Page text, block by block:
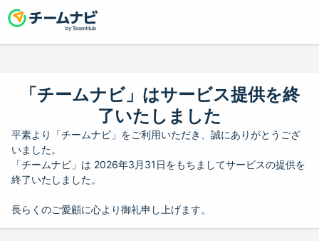
「チームナビ」はサービス提供を終
了いたしました
平素より「チームナビ」をご利用いただき、誠にありがとうござ
いました。
「チームナビ」は 2026年3月31日をもちましてサービスの提供を
終了いたしました。
長らくのご愛顧に心より御礼申し上げます。